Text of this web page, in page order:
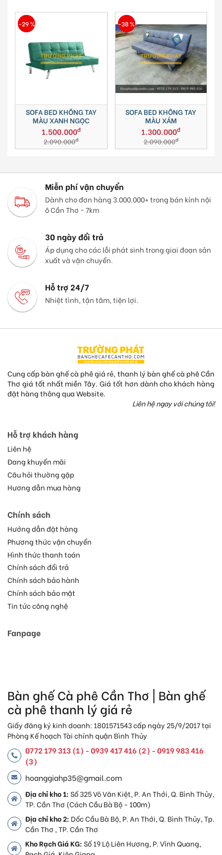
-29 %
SOFA BED KHÔNG TAY
MÀU XANH NGỌC
1.500.000đ
2.090.000đ
-38 %
SOFA BED KHÔNG TAY
MÀU XÁM
1.300.000đ
2.090.000đ
Miễn phí vận chuyển
Dành cho đơn hàng 3.000.000+ trong bán kính nội
ô Cần Thơ ~ 7km
30 ngày đổi trả
Áp dụng cho các lỗi phát sinh trong giai đoạn sản
xuất và vận chuyển.
Hỗ trợ 24/7
Nhiệt tình, tận tâm, tiện lợi.
Cung cấp bàn ghế cà phê giá rẻ, thanh lý bàn ghế cà phê Cần
Thơ giá tốt nhất miền Tây. Giá tốt hơn dành cho khách hàng
đặt hàng thông qua Website.
Liên hệ ngay với chúng tôi!
Hỗ trợ khách hàng
Liên hệ
Đang khuyến mãi
Câu hỏi thường gặp
Hương dẫn mua hàng
Chính sách
Hướng dẫn đặt hàng
Phương thức vận chuyển
Hình thức thanh toán
Chính sách đổi trả
Chính sách bảo hành
Chính sách bảo mật
Tin tức công nghệ
Fanpage
Bàn ghế Cà phê Cần Thơ | Bàn ghế
cà phê thanh lý giá rẻ
Giấy đăng ký kinh doanh: 1801571543 cấp ngày 25/9/2017 tại
Phòng Kế hoạch Tài chính quận Bình Thủy
0772 179 313 (1) -0939 417 416 (2) -0919 983 416
(3)
hoanggiahp35@gmail.com
Địa chỉ kho 1:Số 325 Võ Văn Kiệt, P. An Thới, Q. Bình Thủy,
TP. Cần Thơ (Cách Cầu Bà Bộ - 100m)
Địa chỉ kho 2: Dốc Cầu Bà Bộ, P. An Thới, Q. Bình Thủy, Tp.
Cần Thơ , TP. Cần Thơ
Kho Rạch Giá KG:Số 19 Lộ Liên Hương, P. Vĩnh Quang,